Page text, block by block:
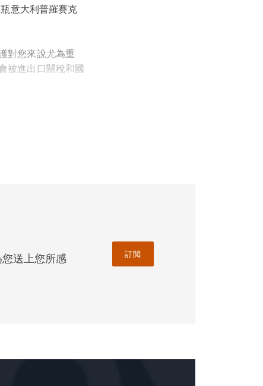
意大利普羅賽克
對您來說尤為重
被進出口關稅和國
和利潤，以及最
在內的時尚餐廳
送上您所感
訂閲